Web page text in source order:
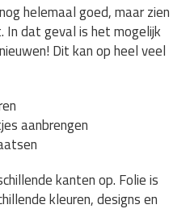
helemaal goed, maar zien
In dat geval is het mogelijk
Dit kan op heel veel
aanbrengen
kanten op. Folie is
kleuren, designs en